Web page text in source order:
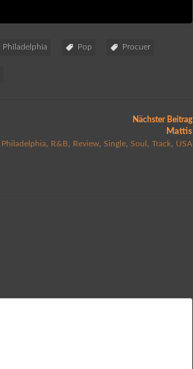
Philadelphia Pop Procuer
Nächster Beitrag
Mattis
Philadelphia R&B Review ,Single ,Soul ,Track USA